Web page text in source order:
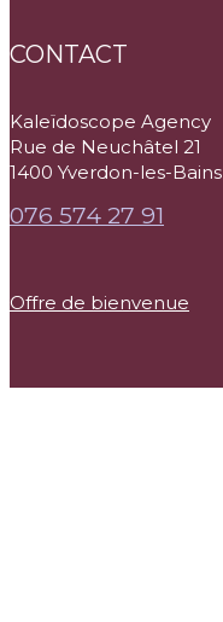
CONTACT
Kaleïdoscope Agency
Rue de Neuchâtel 21
1400 Yverdon-les-Bains
076 574 27 91
Offre de bienvenue